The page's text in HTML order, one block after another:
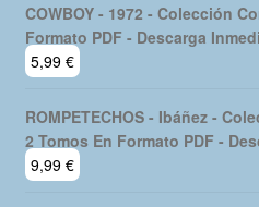
COWBOY - 1972 - Colección
Formato PDF - Descarga
5,99 €
ROMPETECHOS - Ibáñez -
2 Tomos En Formato PDF -
9,99 €